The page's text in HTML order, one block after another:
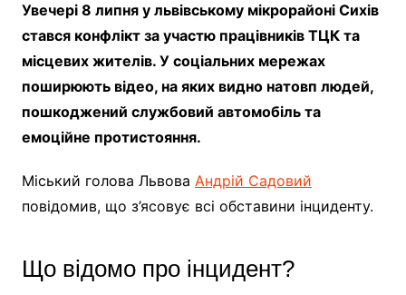
Увечері 8 липня у львівському мікрорайоні Сихів
стався конфлікт за участю працівників ТЦК та
місцевих жителів. У соціальних мережах
поширюють відео, на яких видно натовп людей,
пошкоджений службовий автомобіль та
емоційне протистояння.
Міський голова Львова Андрій Садовий
повідомив, що з’ясовує всі обставини інциденту.
Що відомо про інцидент?